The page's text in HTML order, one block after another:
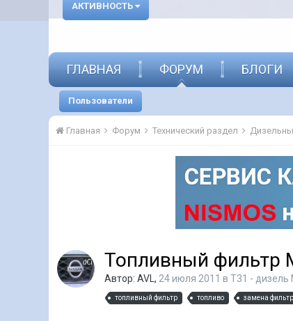
АКТИВНОСТЬ
ГЛАВНАЯ ФОРУМ
Пользователи
БЛОГИ
Главная Форум Технический раздел
Топливный фильтр
Автор: AVL , 24 июля 2011 в T31 - дизель
топливный фильтр топливо замена